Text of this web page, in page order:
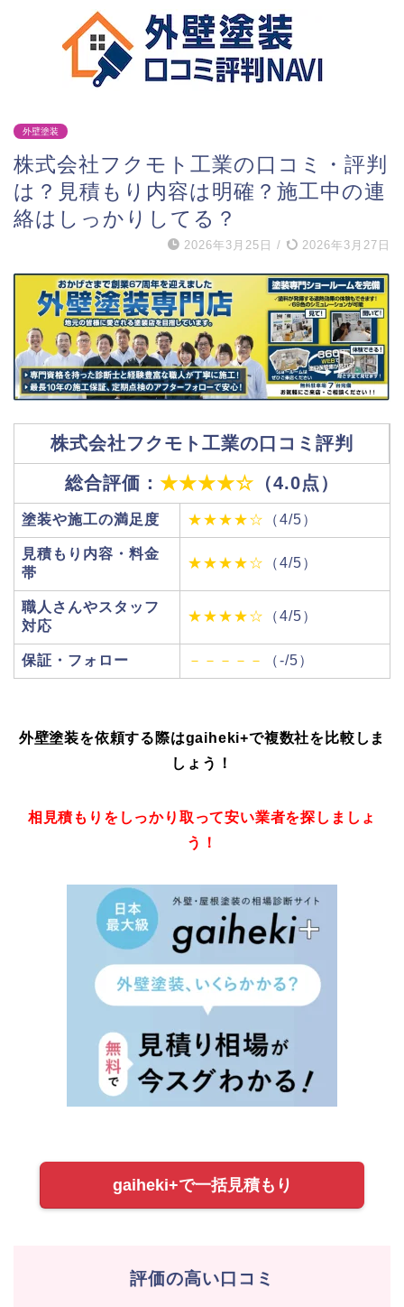
外壁塗装
株式会社フクモト工業の口コミ・評判
は？見積もり内容は明確？施工中の連
絡はしっかりしてる？
2026年3月25日 / 2026年3月27日
株式会社フクモト工業の口コミ評判
総合評価： ★★★★☆ （4.0点）
塗装や施工の満足度 ★★★★☆ （4/5）
見積もり内容・料金
帯
★★★★☆ （4/5）
職人さんやスタッフ
対応
★★★★☆ （4/5）
保証・フォロー －－－－－ （-/5）
外壁塗装を依頼する際はgaiheki+で複数社を比較しま
しょう！
相見積もりをしっかり取って安い業者を探しましょ
う！
gaiheki+で一括見積もり
評価の高い口コミ